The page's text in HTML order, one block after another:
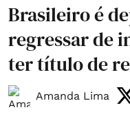
Brasileiro é
regressar de
ter título de
Amanda Lima